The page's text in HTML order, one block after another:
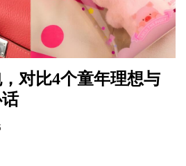
对比4个童年理想与